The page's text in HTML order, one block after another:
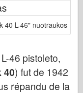
40 L-46" nuotraukos
46 pistoleto,
40) fut de 1942
répandu de la